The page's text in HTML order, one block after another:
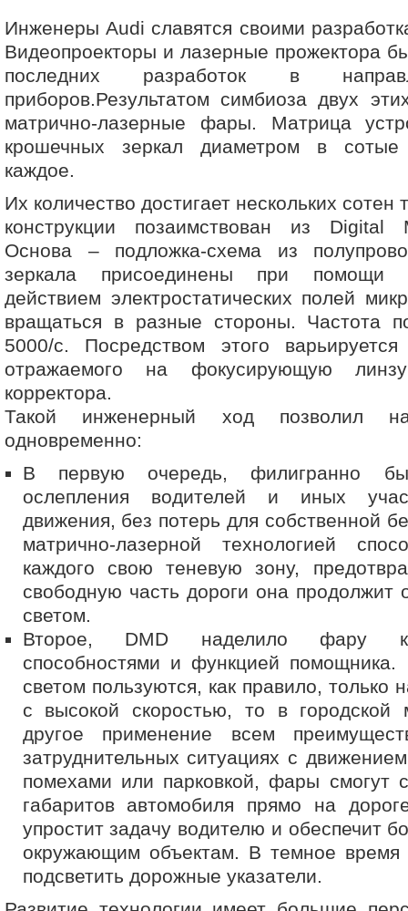
Инженеры Audi славятся своими
Видеопроекторы и лазерные прожектора
последних разработок в
приборов.Результатом симбиоза двух
матрично-лазерные фары. Матрица
крошечных зеркал диаметром в
каждое.
Их количество достигает нескольких
конструкции позаимствован из Digital
Основа – подложка-схема из
зеркала присоединены при помощи
действием электростатических полей
вращаться в разные стороны. Частота
5000/с. Посредством этого варьируется
отражаемого на фокусирующую
корректора.
Такой инженерный ход позволил
одновременно:
В первую очередь, филигранно
ослепления водителей и иных
движения, без потерь для собственной
матрично-лазерной технологией
каждого свою теневую зону,
свободную часть дороги она продолжит
светом.
Второе, DMD наделило фару
способностями и функцией помощника.
светом пользуются, как правило, только
с высокой скоростью, то в городской
другое применение всем
затруднительных ситуациях с
помехами или парковкой, фары смогут
габаритов автомобиля прямо на
упростит задачу водителю и обеспечит
окружающим объектам. В темное время
подсветить дорожные указатели.